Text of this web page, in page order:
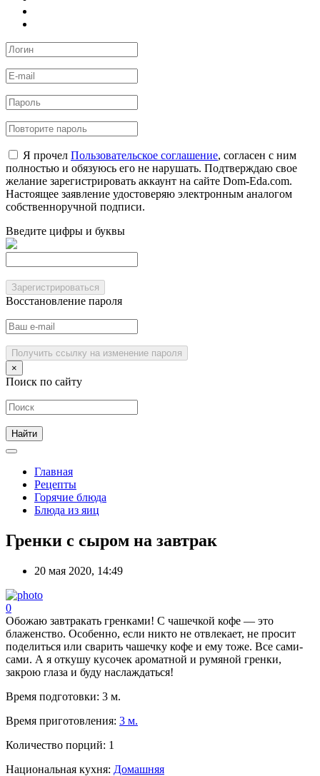
Я прочел Пользовательское соглашение, согласен с ним
полностью и обязуюсь его не нарушать. Подтверждаю свое
желание зарегистрировать аккаунт на сайте Dom-Eda.com.
Настоящее заявление удостоверяю электронным аналогом
собственноручной подписи.
Введите цифры и буквы
Зарегистрироваться
Восстановление пароля
Получить ссылку на изменение пароля
×
Поиск по сайту
Главная
Рецепты
Горячие блюда
Блюда из яиц
Гренки с сыром на завтрак
20 мая 2020, 14:49
0
Обожаю завтракать гренками! С чашечкой кофе — это
блаженство. Особенно, если никто не отвлекает, не просит
поделиться или сварить чашечку кофе и ему тоже. Все сами-
сами. А я откушу кусочек ароматной и румяной гренки,
закрою глаза и буду наслаждаться!
Время подготовки: 3 м.
Время приготовления: 3 м.
Количество порций: 1
Национальная кухня: Домашняя